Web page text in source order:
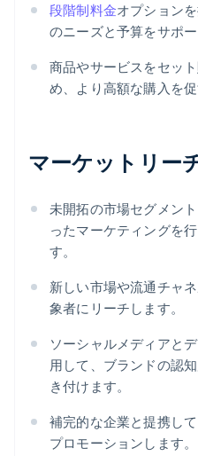
段階制料金オプション
のニーズと予算をサポー
商品やサービスをセッ
め、より高額な購入を
マーケットリー
未開拓の市場セグメン
ったマーケティングを
す。
新しい市場や流通チャ
象者にリーチします。
ソーシャルメディアと
用して、ブランドの認
き付けます。
補完的な企業と提携し
プロモーションします。